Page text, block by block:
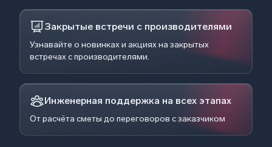
Закрытые встречи с производителями
Узнавайте о новинках и акциях на закрытых
встречах с производителями.
Инженерная поддержка на всех этапах
От расчёта сметы до переговоров с заказчиком